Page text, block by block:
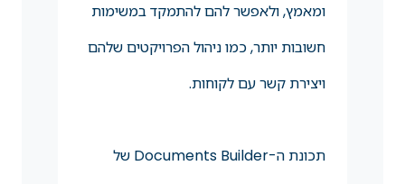
ומאמץ, ולאפשר להם להתמקד במשימות
חשובות יותר, כמו ניהול הפרויקטים שלהם
ויצירת קשר עם לקוחות.
תכונת ה-Documents Builder של